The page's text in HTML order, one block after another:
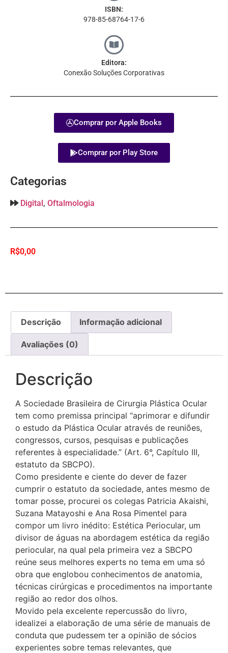
ISBN:
978-85-68764-17-6
Editora:
Conexão Soluções Corporativas
Comprar por Apple Books
Comprar por Play Store
Categorias
Digital, Oftalmologia
R$0,00
Descrição Informação adicional
Avaliações (0)
Descrição
A Sociedade Brasileira de Cirurgia Plástica Ocular
tem como premissa principal “aprimorar e difundir
o estudo da Plástica Ocular através de reuniões,
congressos, cursos, pesquisas e publicações
referentes à especialidade.” (Art. 6°, Capítulo III,
estatuto da SBCPO).
Como presidente e ciente do dever de fazer
cumprir o estatuto da sociedade, antes mesmo de
tomar posse, procurei os colegas Patricia Akaishi,
Suzana Matayoshi e Ana Rosa Pimentel para
compor um livro inédito: Estética Periocular, um
divisor de águas na abordagem estética da região
periocular, na qual pela primeira vez a SBCPO
reúne seus melhores experts no tema em uma só
obra que englobou conhecimentos de anatomia,
técnicas cirúrgicas e procedimentos na importante
região ao redor dos olhos.
Movido pela excelente repercussão do livro,
idealizei a elaboração de uma série de manuais de
conduta que pudessem ter a opinião de sócios
experientes sobre temas relevantes, que